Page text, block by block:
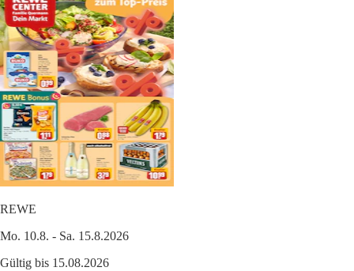
REWE
Mo. 10.8. - Sa. 15.8.2026
Gültig bis 15.08.2026